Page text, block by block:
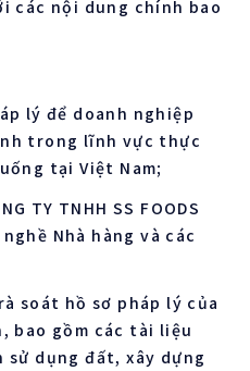
các nội dung chính bao
lý để doanh nghiệp
trong lĩnh vực thực
tại Việt Nam;
TY TNHH SS FOODS
Nhà hàng và các
soát hồ sơ pháp lý của
bao gồm các tài liệu
sử dụng đất, xây dựng